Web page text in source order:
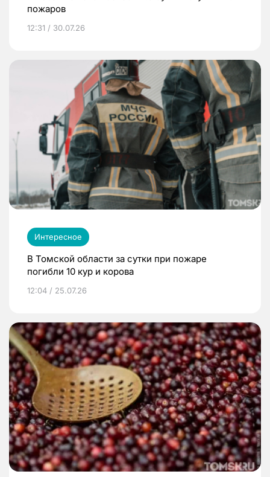
пожаров
12:31 / 30.07.26
Интересное
В Томской области за сутки при пожаре
погибли 10 кур и корова
12:04 / 25.07.26